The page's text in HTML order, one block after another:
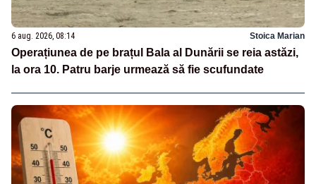
6 aug. 2026, 08:14 Stoica Marian
Operațiunea de pe brațul Bala al Dunării se reia astăzi,
la ora 10. Patru barje urmează să fie scufundate